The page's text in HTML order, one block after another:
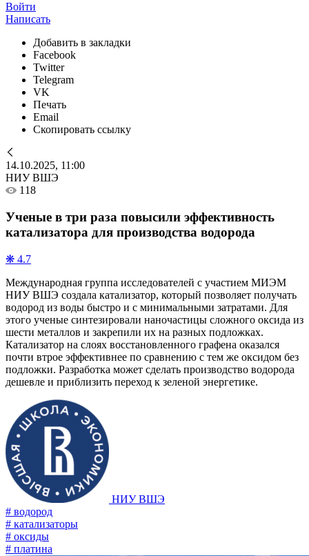
Войти
Написать
Добавить в закладки
Facebook
Twitter
Telegram
VK
Печать
Email
Скопировать ссылку
14.10.2025, 11:00
НИУ ВШЭ
118
Ученые в три раза повысили эффективность
катализатора для производства водорода
❋ 4.7
Международная группа исследователей с участием МИЭМ
НИУ ВШЭ создала катализатор, который позволяет получать
водород из воды быстро и с минимальными затратами. Для
этого ученые синтезировали наночастицы сложного оксида из
шести металлов и закрепили их на разных подложках.
Катализатор на слоях восстановленного графена оказался
почти втрое эффективнее по сравнению с тем же оксидом без
подложки. Разработка может сделать производство водорода
дешевле и приблизить переход к зеленой энергетике.
НИУ ВШЭ
# водород
# катализаторы
# оксиды
# платина